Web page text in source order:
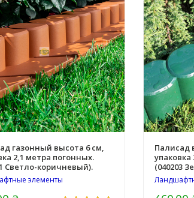
газонный высота 6 см,
2,1 метра погонных.
Светло-коричневый).
элементы
Палисад
(040203